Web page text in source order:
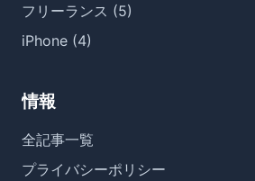
フリーランス (5)
iPhone (4)
情報
全記事一覧
プライバシーポリシー